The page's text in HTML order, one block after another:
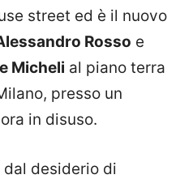
street ed è il nuovo
Rosso e
Micheli al piano terra
presso un
in disuso.
desiderio di